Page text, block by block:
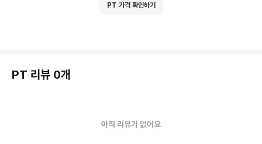
PT 가격 확인하기
PT 리뷰 0개
아직 리뷰가 없어요